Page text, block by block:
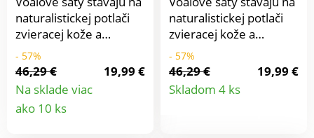
naturalistickej potlači
zvieracej kože a
rafinované detaily.
Rozšírený strih s
nadýchanými rukávmi a
elegantnou lemovkou.
Šaty s dĺžkou nad
- 57%
46,29 €
19,99 €
Na sklade viac
ako 10 ks
naturalistickej potlači
zvieracej kože a
rafinované detaily.
Rozšírený strih s
nadýchanými rukávmi a
elegantnou lemovkou.
- 57%
46,29 €
19,99 €
Skladom 4 ks
Detail